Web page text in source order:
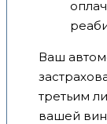
Ваш
третьим
вашей